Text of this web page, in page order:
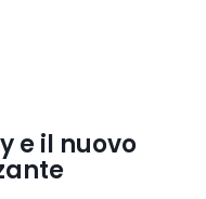
e il nuovo